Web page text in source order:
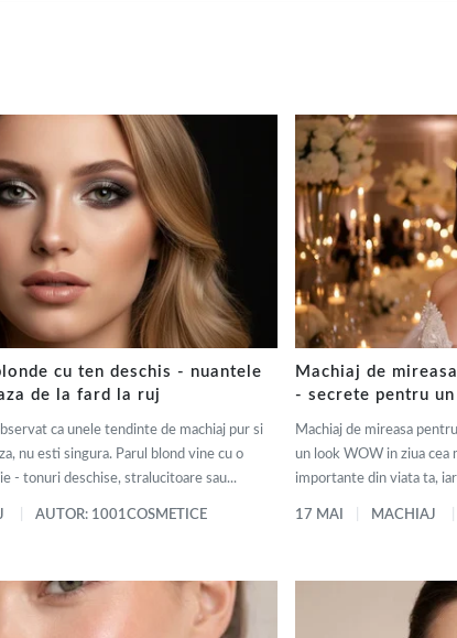
cu ten deschis - nuantele
de la fard la ruj
ca unele tendinte de machiaj pur si
nu esti singura. Parul blond vine cu o
- tonuri deschise, stralucitoare sau...
AUTOR: 1001COSMETICE
Machiaj de
- secrete pentru
Machiaj de mireasa
un look WOW in ziua cea
importante din viata ta,
17 MAI MACHIAJ